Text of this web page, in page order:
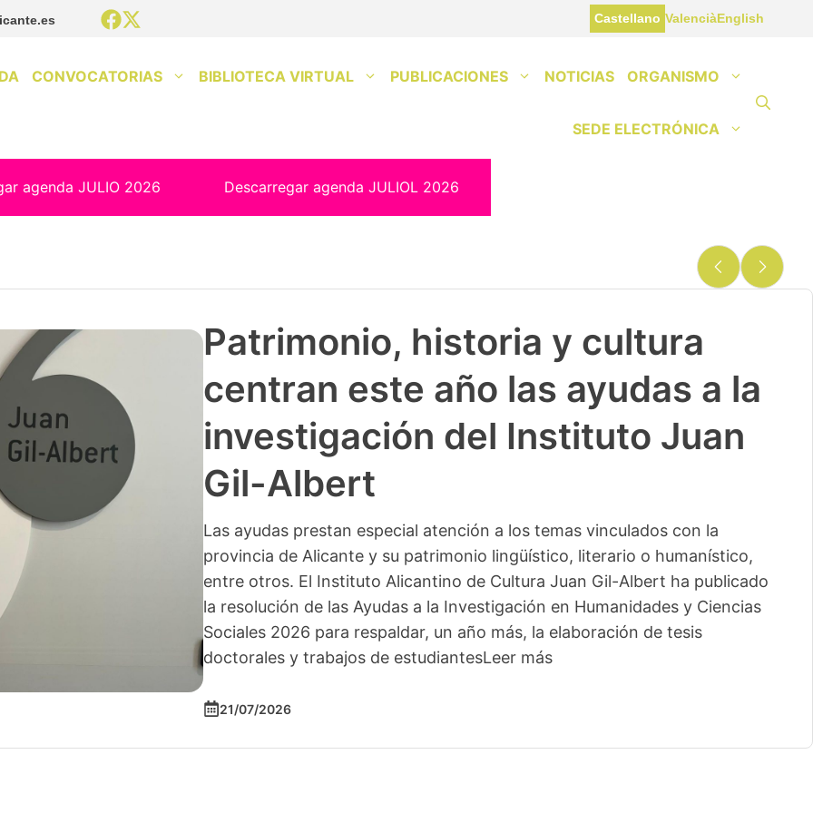
Castellano ValenciàEnglish
CONVOCATORIAS BIBLIOTECA VIRTUAL PUBLICACIONES NOTICIAS ORGANISMO
SEDE ELECTRÓNICA
agenda JULIO 2026 Descarregar agenda JULIOL 2026
Patrimonio, historia y cultura
centran este año las ayudas a la
investigación del Instituto Juan
Gil-Albert
Las ayudas prestan especial atención a los temas vinculados con la
provincia de Alicante y su patrimonio lingüístico, literario o humanístico,
entre otros. El Instituto Alicantino de Cultura Juan Gil-Albert ha publicado
la resolución de las Ayudas a la Investigación en Humanidades y Ciencias
Sociales 2026 para respaldar, un año más, la elaboración de tesis
doctorales y trabajos de estudiantesLeer más
21/07/2026